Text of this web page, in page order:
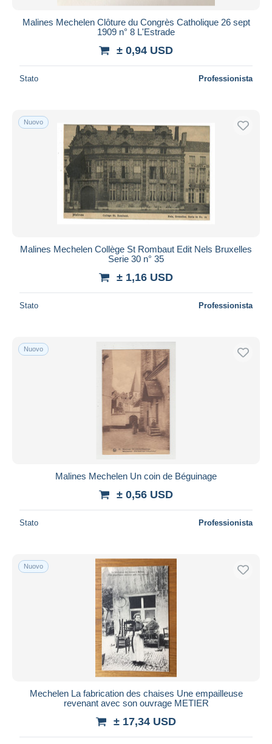
Malines Mechelen Clôture du Congrès Catholique 26 sept
1909 n° 8 L'Estrade
± 0,94 USD
Stato Professionista
Nuovo
Malines Mechelen Collège St Rombaut Edit Nels Bruxelles
Serie 30 n° 35
± 1,16 USD
Stato Professionista
Nuovo
Malines Mechelen Un coin de Béguinage
± 0,56 USD
Stato Professionista
Nuovo
Mechelen La fabrication des chaises Une empailleuse
revenant avec son ouvrage METIER
± 17,34 USD